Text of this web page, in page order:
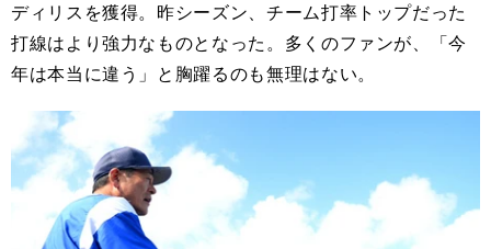
ディリスを獲得。昨シーズン、チーム打率トップだった
打線はより強力なものとなった。多くのファンが、「今
年は本当に違う」と胸躍るのも無理はない。